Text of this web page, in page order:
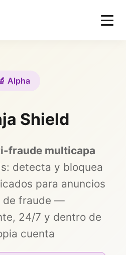
Alpha
Shield
fraude multicapa
detecta y bloquea
para anuncios
de fraude —
24/7 y dentro de
cuenta